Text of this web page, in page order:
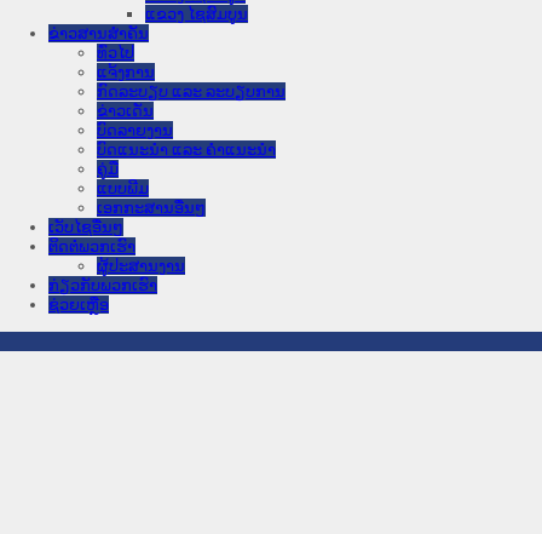
ແຂວງ ໄຊສົມບູນ
ຂ່າວສານສໍາຄັນ
​ທົ່ວ​ໄປ
ແຈ້ງການ
ກົດລະບຽບ ແລະ ລະບຽບການ
ຂ່າວເດັ່ນ
ບົດລາຍງານ
ບົດແນະນໍາ ແລະ ຄໍາແນະນໍາ
ຄູ່ມື
ແບບພີມ
ເອກກະສານອື່ນໆ
ເວັບໄຊອື່ນໆ
ຕິດຕໍ່ພວກເຮົາ
ຜູ້ປະສານງານ
ກ່ຽວກັບພວກເຮົາ
ຊ່ວຍເຫຼືອ